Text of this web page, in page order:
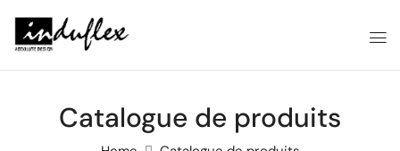
Catalogue de produits